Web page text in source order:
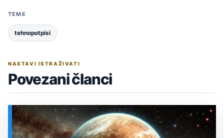
TEME
tehnopotpisi
NASTAVI ISTRAŽIVATI
Povezani članci